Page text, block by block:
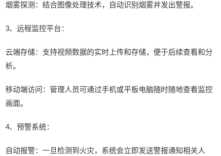
烟雾探测：结合图像处理技术，自动识别烟雾并发出警报。
3、远程监控平台：
云端存储：支持视频数据的实时上传和存储，便于后续查看和分
析。
移动端访问：管理人员可通过手机或平板电脑随时随地查看监控
画面。
4、预警系统：
自动报警：一旦检测到火灾，系统会立即发送警报通知相关人